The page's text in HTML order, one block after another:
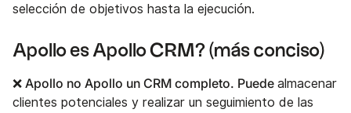
selección de objetivos hasta la ejecución.
Apollo es Apollo CRM? (más conciso)
❌ Apollo no Apollo un CRM completo. Puede almacenar
clientes potenciales y realizar un seguimiento de las